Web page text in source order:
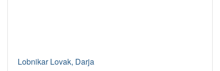
Lobnikar Lovak, Darja